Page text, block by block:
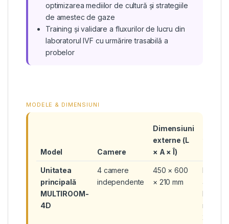
optimizarea mediilor de cultură și strategiile
de amestec de gaze
Training și validare a fluxurilor de lucru din
laboratorul IVF cu urmărire trasabilă a
probelor
MODELE & DIMENSIUNI
Model Camere
Dimensiuni
externe (L
× A × Î)
Unitatea
principală
MULTIROOM-
4D
4 camere
independente
450 × 600
× 210 mm
Per
4 × cutii
Nunc
mm,
2 × cutii